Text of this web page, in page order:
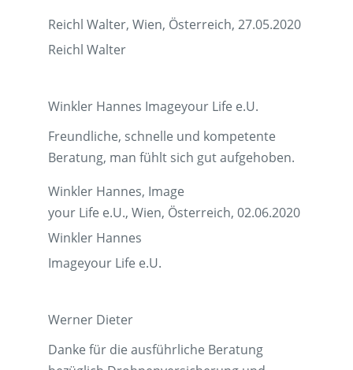
Reichl Walter, Wien, Österreich, 27.05.2020
Reichl Walter
Winkler Hannes Imageyour Life e.U.
Freundliche, schnelle und kompetente
Beratung, man fühlt sich gut aufgehoben.
Winkler Hannes, Image
your Life e.U., Wien, Österreich, 02.06.2020
Winkler Hannes
Imageyour Life e.U.
Werner Dieter
Danke für die ausführliche Beratung